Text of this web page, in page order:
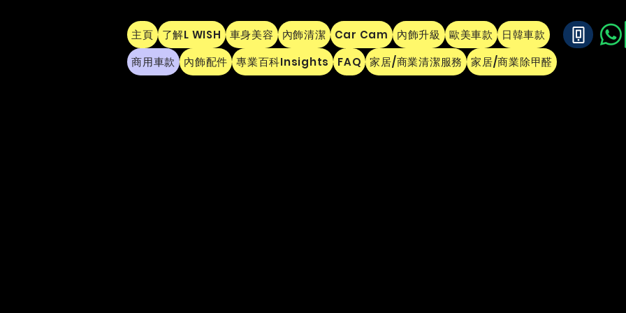
主頁 了解L WISH 車身美容 內飾清潔 Car Cam 內飾升級 歐美車款
日韓車款
商用車款
內飾配件 專業百科Insights FAQ 家居/商業清潔服務 家居/商業除甲醛